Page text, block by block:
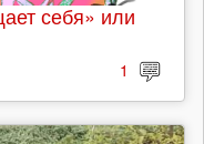
себя» или
1